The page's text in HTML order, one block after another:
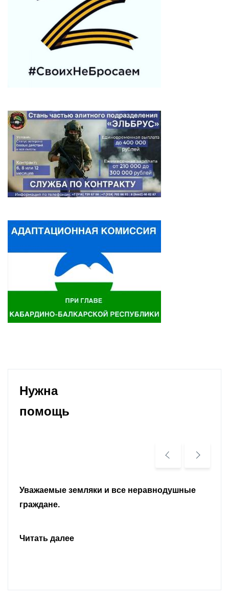
Нужна
помощь
Уважаемые земляки и все неравнодушные
граждане.
Читать далее